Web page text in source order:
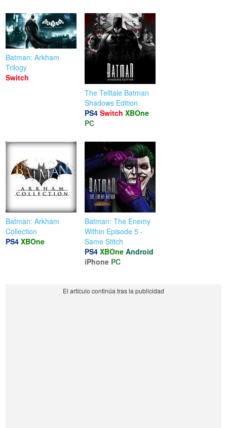
Batman: Arkham
Trilogy
Switch
The Telltale Batman
Shadows Edition
PS4 Switch XBOne
PC
Batman: Arkham
Collection
PS4 XBOne
Batman: The Enemy
Within Episode 5 -
Same Stitch
PS4 XBOne Android
iPhone PC